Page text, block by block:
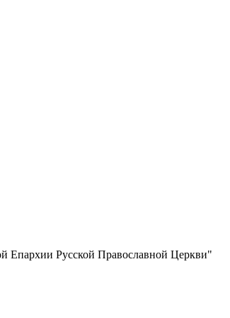
Eпархии Русской Православной Церкви"